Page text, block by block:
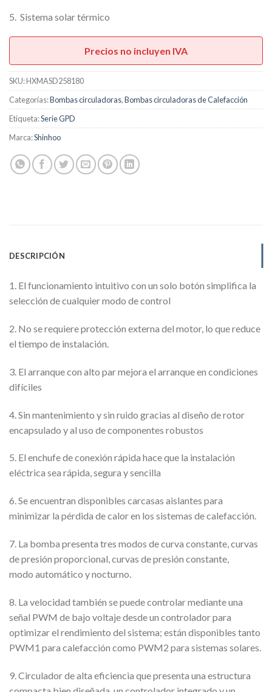
5. Sistema solar térmico
Precios no incluyen IVA
SKU:HXMASD258180
Categorías:Bombas circuladoras,Bombas circuladoras de Calefacción
Etiqueta:Serie GPD
Marca:Shinhoo
DESCRIPCIÓN
1. El funcionamiento intuitivo con un solo botón simplifica la
selección de cualquier modo de control
2. No se requiere protección externa del motor, lo que reduce
el tiempo de instalación.
3. El arranque con alto par mejora el arranque en condiciones
difíciles
4. Sin mantenimiento y sin ruido gracias al diseño de rotor
encapsulado y al uso de componentes robustos
5. El enchufe de conexión rápida hace que la instalación
eléctrica sea rápida, segura y sencilla
6. Se encuentran disponibles carcasas aislantes para
minimizar la pérdida de calor en los sistemas de calefacción.
7. La bomba presenta tres modos de curva constante, curvas
de presión proporcional, curvas de presión constante,
modo automático y nocturno.
8. La velocidad también se puede controlar mediante una
señal PWM de bajo voltaje desde un controlador para
optimizar el rendimiento del sistema; están disponibles tanto
PWM1 para calefacción como PWM2 para sistemas solares.
9. Circulador de alta eficiencia que presenta una estructura